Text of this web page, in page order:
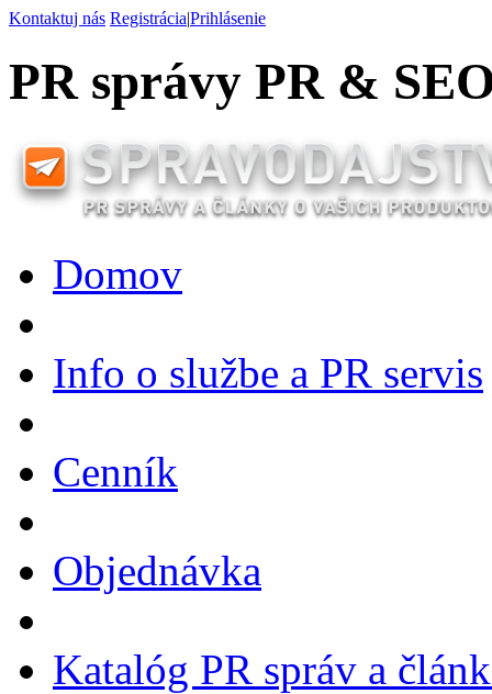
Kontaktuj nás Registrácia|Prihlásenie
PR správy PR &
Domov
Info o službe a PR servis
Cenník
Objednávka
Katalóg PR správ a